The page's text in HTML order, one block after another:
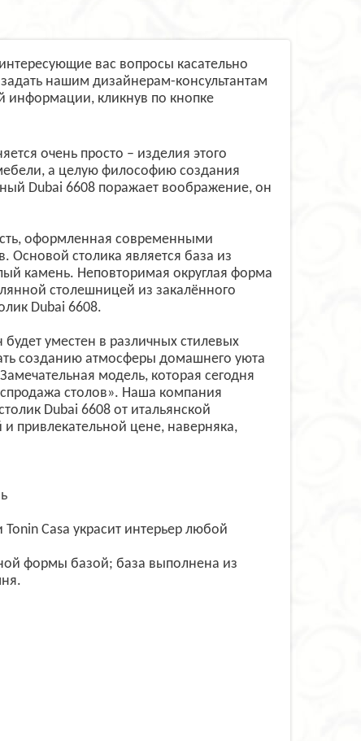
вас вопросы касательно
нашим дизайнерам-консультантам
информации, кликнув по кнопке
очень просто – изделия этого
а целую философию создания
Dubai 6608 поражает воображение, он
оформленная современными
столика является база из
камень. Неповторимая округлая форма
столешницей из закалённого
Dubai 6608.
будет уместен в различных стилевых
созданию атмосферы домашнего уюта
модель, которая сегодня
столов». Наша компания
Dubai 6608 от итальянской
привлекательной цене, наверняка,
Casa украсит интерьер любой
формы базой; база выполнена из